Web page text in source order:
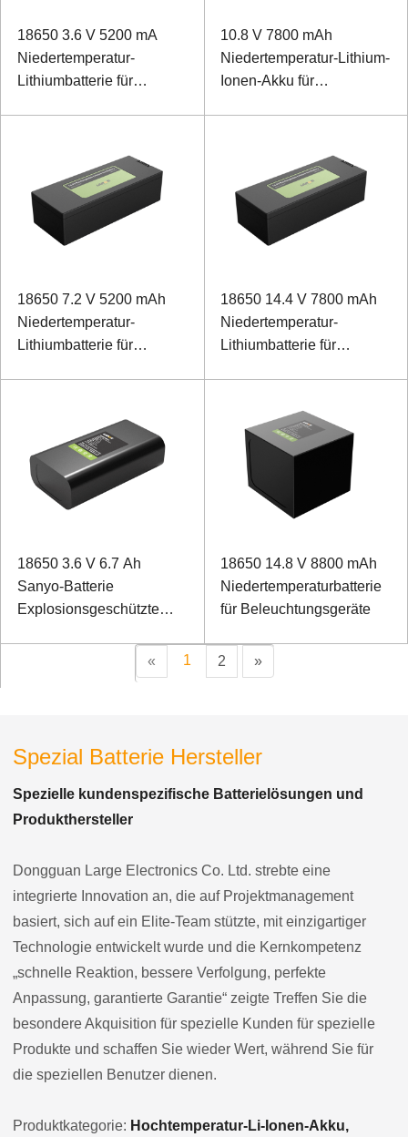
18650 3.6 V 5200 mA
Niedertemperatur-
Lithiumbatterie für
10.8 V 7800 mAh
Niedertemperatur-Lithium-
Ionen-Akku für
18650 7.2 V 5200 mAh
Niedertemperatur-
Lithiumbatterie für
18650 14.4 V 7800 mAh
Niedertemperatur-
Lithiumbatterie für
18650 3.6 V 6.7 Ah
Sanyo-Batterie
Explosionsgeschützte
18650 14.8 V 8800 mAh
Niedertemperaturbatterie
für Beleuchtungsgeräte
« 1 2 »
Spezial Batterie Hersteller
Spezielle kundenspezifische Batterielösungen und
Produkthersteller
Dongguan Large Electronics Co. Ltd. strebte eine
integrierte Innovation an, die auf Projektmanagement
basiert, sich auf ein Elite-Team stützte, mit einzigartiger
Technologie entwickelt wurde und die Kernkompetenz
„schnelle Reaktion, bessere Verfolgung, perfekte
Anpassung, garantierte Garantie“ zeigte Treffen Sie die
besondere Akquisition für spezielle Kunden für spezielle
Produkte und schaffen Sie wieder Wert, während Sie für
die speziellen Benutzer dienen.
Produktkategorie: Hochtemperatur-Li-Ionen-Akku,